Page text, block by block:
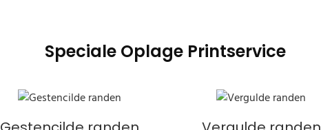
Speciale Oplage Printservice